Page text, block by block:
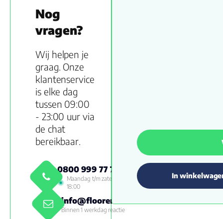
Nog
vragen?
Wij helpen je
graag. Onze
klantenservice
is elke dag
tussen 09:00
- 23:00 uur via
de chat
bereikbaar.
0800 999 77 79
Maandag t/m zaterdag 09:00 -
18:00
info@floorenmore.nl
Binnen 1 werkdag reactie
In